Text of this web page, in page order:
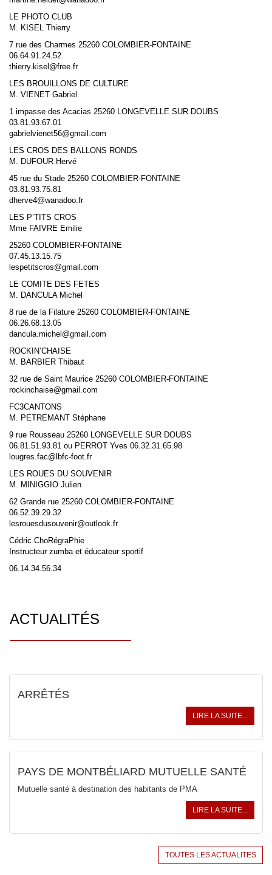
LE PHOTO CLUB
M. KISEL Thierry
7 rue des Charmes 25260 COLOMBIER-FONTAINE
06.64.91.24.52
thierry.kisel@free.fr
LES BROUILLONS DE CULTURE
M. VIENET Gabriel
1 impasse des Acacias 25260 LONGEVELLE SUR DOUBS
03.81.93.67.01
gabrielvienet56@gmail.com
LES CROS DES BALLONS RONDS
M. DUFOUR Hervé
45 rue du Stade 25260 COLOMBIER-FONTAINE
03.81.93.75.81
dherve4@wanadoo.fr
LES P’TITS CROS
Mme FAIVRE Emilie
25260 COLOMBIER-FONTAINE
07.45.13.15.75
lespetitscros@gmail.com
LE COMITE DES FETES
M. DANCULA Michel
8 rue de la Filature 25260 COLOMBIER-FONTAINE
06.26.68.13.05
dancula.michel@gmail.com
ROCKIN’CHAISE
M. BARBIER Thibaut
32 rue de Saint Maurice 25260 COLOMBIER-FONTAINE
rockinchaise@gmail.com
FC3CANTONS
M. PETREMANT Stéphane
9 rue Rousseau 25260 LONGEVELLE SUR DOUBS
06.81.51.93.81 ou PERROT Yves 06.32.31.65.98
lougres.fac@lbfc-foot.fr
LES ROUES DU SOUVENIR
M. MINIGGIO Julien
62 Grande rue 25260 COLOMBIER-FONTAINE
06.52.39.29.32
lesrouesdusouvenir@outlook.fr
Cédric ChoRégraPhie
Instructeur zumba et éducateur sportif
06.14.34.56.34
ACTUALITÉS
ARRÊTÉS
LIRE LA SUITE...
PAYS DE MONTBÉLIARD MUTUELLE SANTÉ
Mutuelle santé à destination des habitants de PMA
LIRE LA SUITE...
TOUTES LES ACTUALITES